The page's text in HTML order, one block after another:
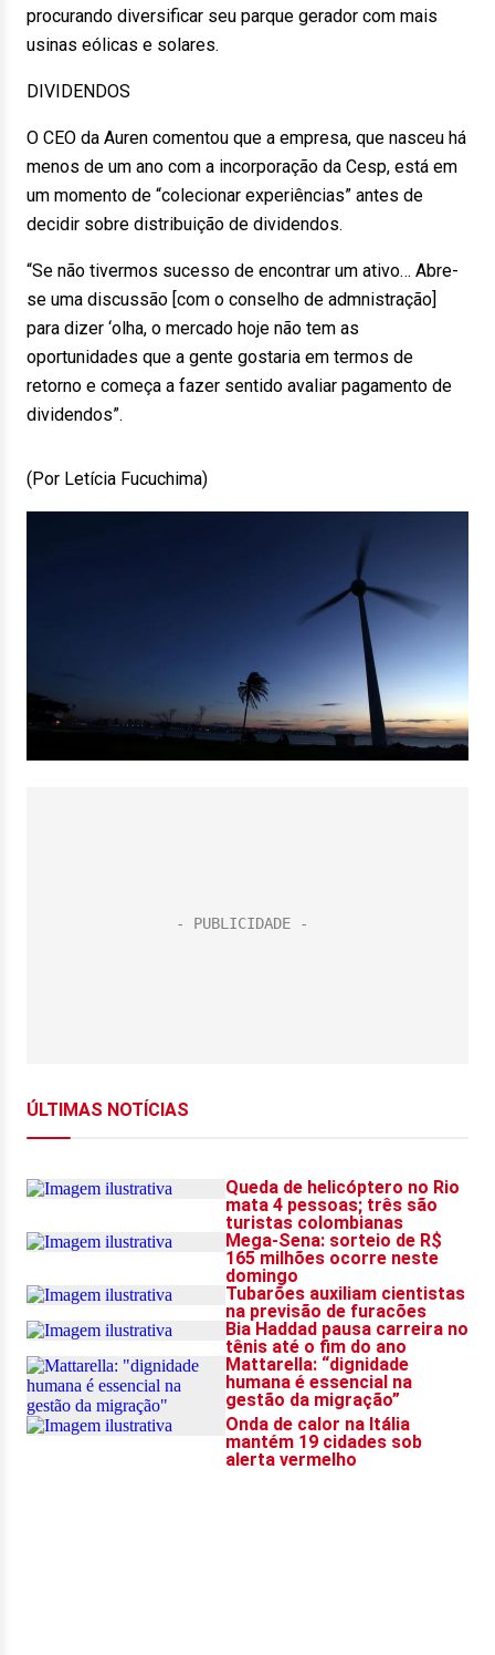
procurando diversificar seu parque gerador com mais
usinas eólicas e solares.
DIVIDENDOS
O CEO da Auren comentou que a empresa, que nasceu há
menos de um ano com a incorporação da Cesp, está em
um momento de “colecionar experiências” antes de
decidir sobre distribuição de dividendos.
“Se não tivermos sucesso de encontrar um ativo… Abre-
se uma discussão [com o conselho de admnistração]
para dizer ‘olha, o mercado hoje não tem as
oportunidades que a gente gostaria em termos de
retorno e começa a fazer sentido avaliar pagamento de
dividendos”.
(Por Letícia Fucuchima)